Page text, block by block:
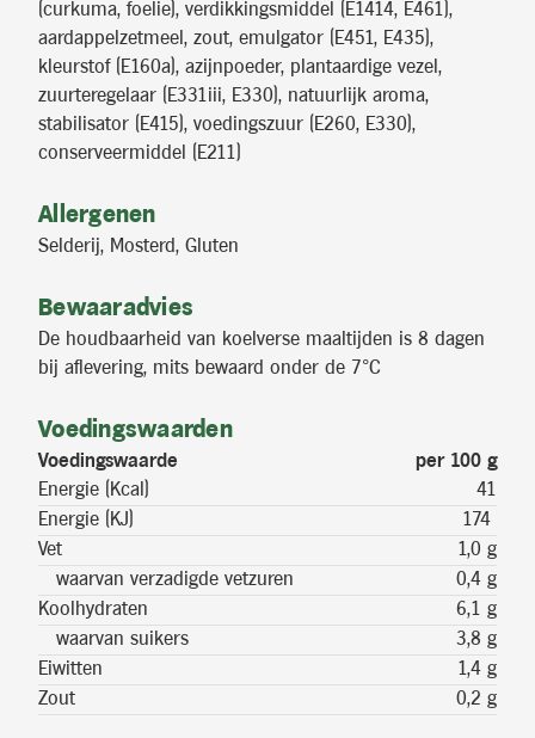
(curkuma, foelie), verdikkingsmiddel (E1414, E461),
aardappelzetmeel, zout, emulgator (E451, E435),
kleurstof (E160a), azijnpoeder, plantaardige vezel,
zuurteregelaar (E331iii, E330), natuurlijk aroma,
stabilisator (E415), voedingszuur (E260, E330),
conserveermiddel (E211)
Allergenen
Selderij, Mosterd, Gluten
Bewaaradvies
De houdbaarheid van koelverse maaltijden is 8 dagen
bij aflevering, mits bewaard onder de 7°C
Voedingswaarden
Voedingswaarde
per 100 g
Energie (Kcal)
41
Energie (KJ)
174
Vet
1,0 g
waarvan verzadigde vetzuren
0,4 g
Koolhydraten
6,1 g
waarvan suikers
3,8 g
Eiwitten
1,4 g
Zout
0,2 g